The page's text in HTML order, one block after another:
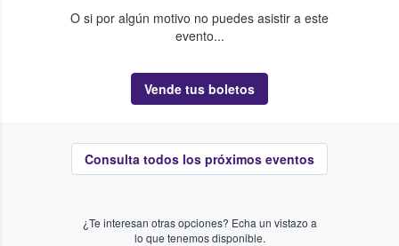
O si por algún motivo no puedes asistir a este
evento...
Vende tus boletos
Consulta todos los próximos eventos
¿Te interesan otras opciones? Echa un vistazo a
lo que tenemos disponible.